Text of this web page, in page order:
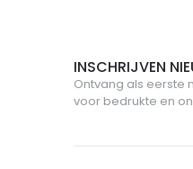
INSCHRIJVEN
Ontvang als eerste
voor bedrukte en